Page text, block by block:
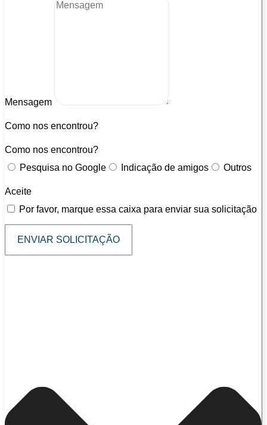
Mensagem
Como nos encontrou?
Como nos encontrou?
Pesquisa no Google
Indicação de amigos Outros
Aceite
Por favor, marque essa caixa para enviar sua solicitação
ENVIAR SOLICITAÇÃO